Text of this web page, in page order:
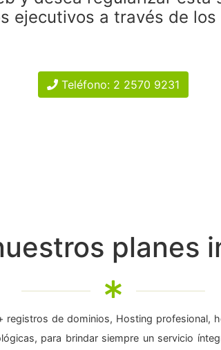
ejecutivos a través de
Teléfono: 2 2570 9231
planes
de dominios, Hosting profesional,
para brindar siempre un servicio